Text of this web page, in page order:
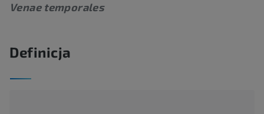
Venae temporales
Definicja